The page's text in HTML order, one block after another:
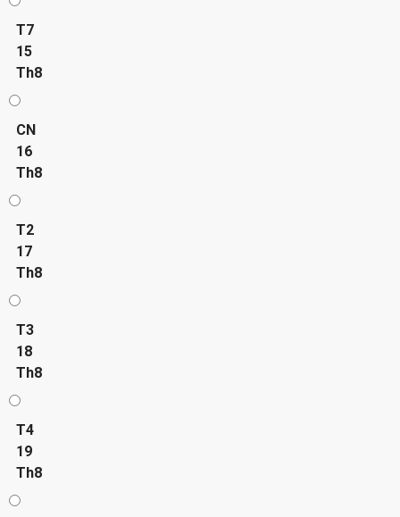
T7
15
Th8
CN
16
Th8
T2
17
Th8
T3
18
Th8
T4
19
Th8